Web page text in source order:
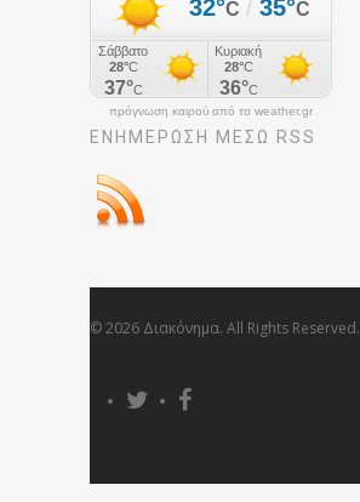
πρόγνωση καιρού από το weather.gr
ΕΝΗΜΈΡΩΣΉ ΜΕΣΩ RSS
© 2026 Διακόνημα. All Rights Reserved.